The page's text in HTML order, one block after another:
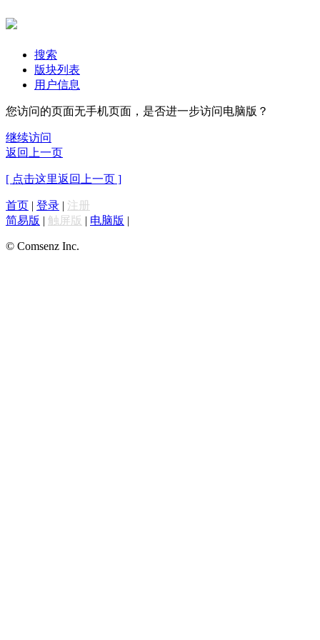
搜索
版块列表
用户信息
您访问的页面无手机页面，是否进一步访问电脑版？
继续访问
返回上一页
[ 点击这里返回上一页 ]
首页 | 登录 | 注册
简易版 | 触屏版 | 电脑版 |
© Comsenz Inc.